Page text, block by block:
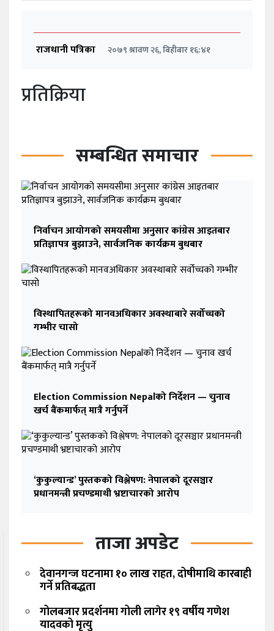
राजधानी पत्रिका २०७९ श्रावण २६, बिहीबार १६:४१
प्रतिक्रिया
सम्बन्धित समाचार
निर्वाचन आयोगको समयसीमा अनुसार कांग्रेस आइतबार
प्रतिज्ञापत्र बुझाउने, सार्वजनिक कार्यक्रम बुधबार
विस्थापितहरूको मानवअधिकार अवस्थाबारे सर्वोच्चको
गम्भीर चासो
Election Commission Nepalको निर्देशन — चुनाव
खर्च बैंकमार्फत् मात्रै गर्नुपर्ने
‘कुकुल्यान्ड’ पुस्तकको विश्लेषण: नेपालको दूरसञ्चार
प्रधानमन्त्री प्रचण्डमाथी भ्रष्टाचारको आरोप
ताजा अपडेट
देवानगन्ज घटनामा १० लाख राहत, दोषीमाथि कारबाही
गर्ने प्रतिबद्धता
गोलबजार प्रदर्शनमा गोली लागेर १९ वर्षीय गणेश
यादवको मृत्यु